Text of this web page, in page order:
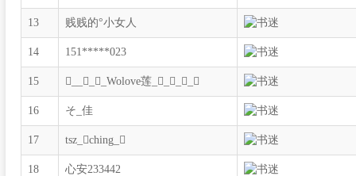
13 贱贱的°小女人
14 151*****023
15 ____Wolove莲____
16 そ_佳
17 tsz_ching_
18 心安233442